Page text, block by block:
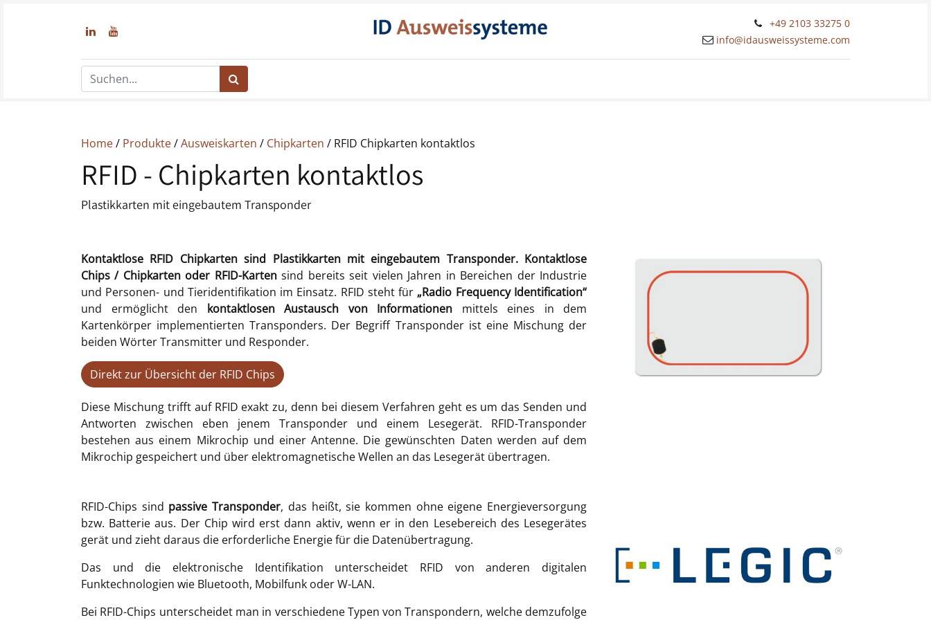
+49 2103 33275 0
info@idausweissysteme.com
Home/ Produkte/Ausweiskarten / Chipkarten / RFID Chipkarten kontaktlos
RFID - Chipkarten kontaktlos
Plastikkarten mit eingebautem Transponder
Kontaktlose RFID Chipkarten sind Plastikkarten mit eingebautem Transponder. Kontaktlose
Chips / Chipkarten oder RFID-Kartensind bereits seit vielen Jahren in Bereichen der Industrie
und Personen- und Tieridentifikation im Einsatz. RFID steht für „Radio Frequency Identification“
und ermöglicht den kontaktlosen Austausch von Informationen mittels eines in dem
Kartenkörper implementierten Transponders. Der Begriff Transponder ist eine Mischung der
beiden Wörter Transmitter und Responder.
Direkt zur Übersicht der RFID Chips
Diese Mischung trifft auf RFID exakt zu, denn bei diesem Verfahren geht es um das Senden und
Antworten zwischen eben jenem Transponder und einem Lesegerät. RFID-Transponder
bestehen aus einem Mikrochip und einer Antenne. Die gewünschten Daten werden auf dem
Mikrochip gespeichert und über elektromagnetische Wellen an das Lesegerät übertragen.
RFID-Chips sind passive Transponder, das heißt, sie kommen ohne eigene Energieversorgung
bzw. Batterie aus. Der Chip wird erst dann aktiv, wenn er in den Lesebereich des Lesegerätes
gerät und zieht daraus die erforderliche Energie für die Datenübertragung.
Das und die elektronische Identifikation unterscheidet RFID von anderen digitalen
Funktechnologien wie Bluetooth, Mobilfunk oder W-LAN.
Bei RFID-Chips unterscheidet man in verschiedene Typen von Transpondern, welche demzufolge